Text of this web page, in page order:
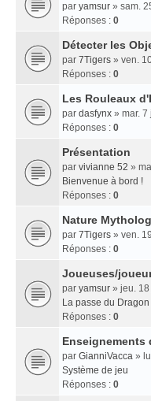
par yamsur » sam.
Réponses : 0
Détecter les
par 7Tigers » ven.
Réponses : 0
Les Rouleaux
par dasfynx » mar.
Réponses : 0
Présentation
par vivianne 52 »
Bienvenue à bord !
Réponses : 0
Nature
par 7Tigers » ven.
Réponses : 0
Joueuses/
par yamsur » jeu.
La passe du Dragon
Réponses : 0
Enseignements
par GianniVacca »
Système de jeu
Réponses : 0